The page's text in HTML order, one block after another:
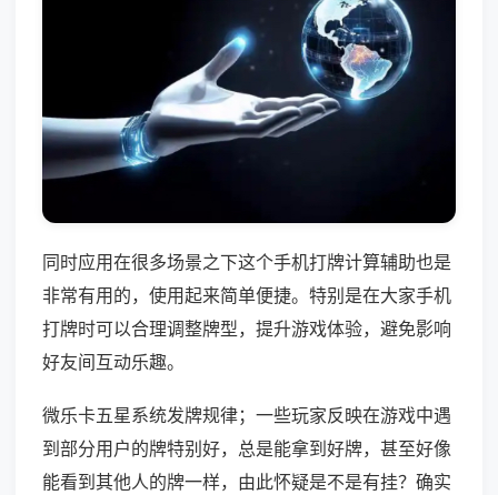
同时应用在很多场景之下这个手机打牌计算辅助也是
非常有用的，使用起来简单便捷。特别是在大家手机
打牌时可以合理调整牌型，提升游戏体验，避免影响
好友间互动乐趣。
微乐卡五星系统发牌规律；一些玩家反映在游戏中遇
到部分用户的牌特别好，总是能拿到好牌，甚至好像
能看到其他人的牌一样，由此怀疑是不是有挂？确实